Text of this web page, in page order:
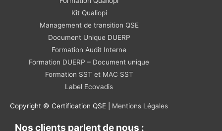
Kit Qualiopi
Management de transition QSE
Document Unique DUERP
Formation Audit Interne
Formation DUERP – Document unique
Formation SST et MAC SST
Label Ecovadis
Copyright © Certification QSE | Mentions Légales
Nos clients parlent de nous :